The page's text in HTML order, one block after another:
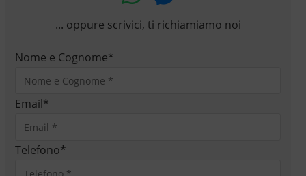
... oppure scrivici, ti richiamiamo noi
Nome e Cognome*
Email*
Telefono*